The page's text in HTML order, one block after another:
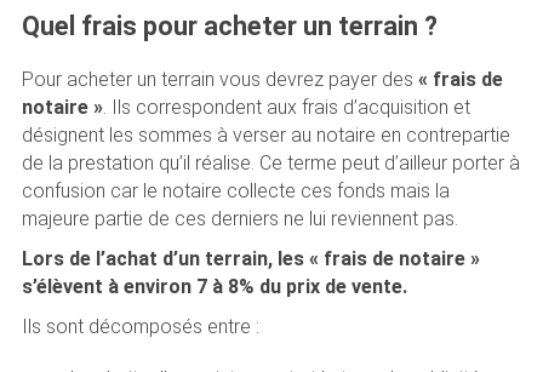
Quel frais pour acheter un terrain ?
Pour acheter un terrain vous devrez payer des « frais de
notaire ». Ils correspondent aux frais d’acquisition et
désignent les sommes à verser au notaire en contrepartie
de la prestation qu’il réalise. Ce terme peut d’ailleur porter à
confusion car le notaire collecte ces fonds mais la
majeure partie de ces derniers ne lui reviennent pas.
Lors de l’achat d’un terrain, les « frais de notaire »
s’élèvent à environ 7 à 8% du prix de vente.
Ils sont décomposés entre :